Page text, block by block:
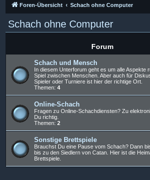
Foren-Übersicht Schach ohne Computer
Schach ohne Computer
Forum
Schach und Mensch
In diesem Unterforum geht es um alle Aspekte
Spiel zwischen Menschen. Aber auch für
Spieler oder Turniere ist hier der richtige Ort.
Themen: 4
Online-Schach
Fragen zu Online-Schachdiensten? Zu
Du richtig.
Themen: 2
Sonstige Brettspiele
Brauchst Du eine Pause vom Schach? Dann
bis zu den Siedlern von Catan. Hier ist die
Brettspiele.